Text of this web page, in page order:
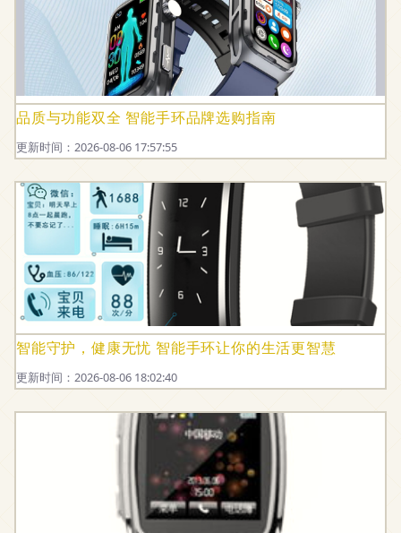
品质与功能双全 智能手环品牌选购指南
更新时间：2026-08-06 17:57:55
智能守护，健康无忧 智能手环让你的生活更智慧
更新时间：2026-08-06 18:02:40